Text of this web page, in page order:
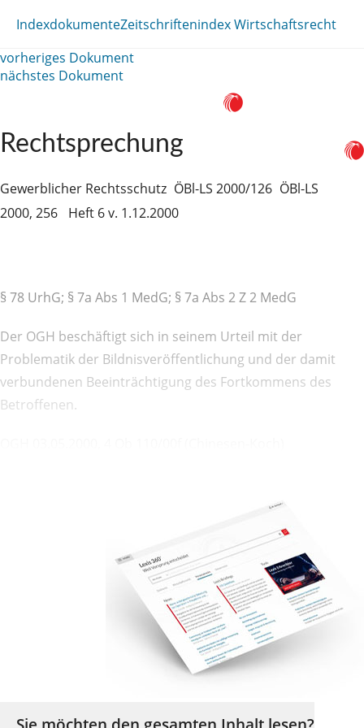
IndexdokumenteZeitschriftenindex Wirtschaftsrecht
vorheriges Dokument
nächstes Dokument
Rechtsprechung
Gewerblicher Rechtsschutz ÖBl-LS 2000/126 ÖBl-LS
2000, 256
Heft 6 v. 1.12.2000
§ 78 UrhG; § 7a Abs 1 MedG; § 7a Abs 2 Z 2 MedG
Der OGH beschäftigt sich in seinem Urteil mit der
Problematik der Bildnisveröffentlichung und der damit
verbundenen Beeinträchtigung des Fortkommens des
Betroffenen.